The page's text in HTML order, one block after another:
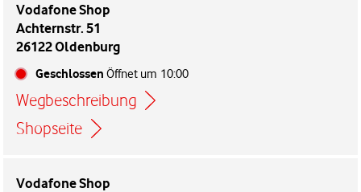
Vodafone Shop
Achternstr. 51
26122 Oldenburg
Geschlossen Öffnet um 10:00
Wegbeschreibung
Link öffnet in einem neuen Tab
Shopseite
Vodafone Shop